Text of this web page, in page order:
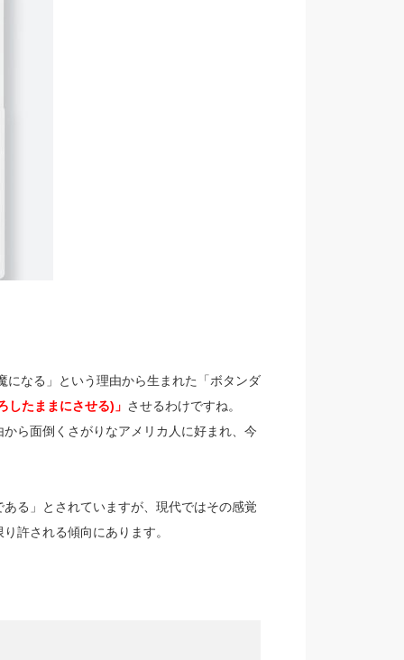
なる」という理由から生まれた「ボタンダ
したままにさせる)」 させるわけですね。
ら面倒くさがりなアメリカ人に好まれ、今
る」とされていますが、現代ではその感覚
許される傾向にあります。